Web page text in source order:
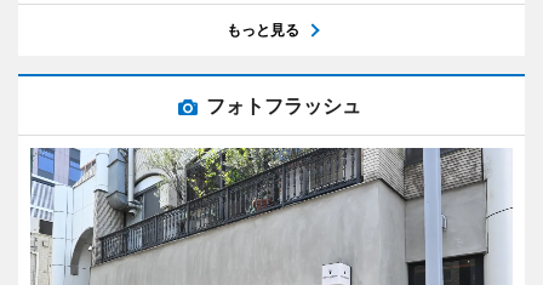
もっと見る
フォトフラッシュ